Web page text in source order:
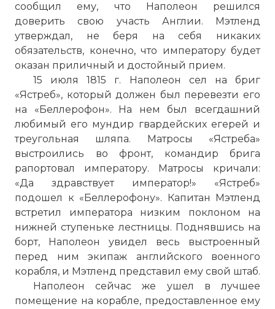
сообщил ему, что Наполеон решился
доверить свою участь Англии. Мэтленд
утверждал, не беря на себя никаких
обязательств, конечно, что императору будет
оказан приличный и достойный прием.
15 июля 1815 г. Наполеон сел на бриг
«Ястреб», который должен был перевезти его
на «Беллерофон». На нем был всегдашний
любимый его мундир гвардейских егерей и
треугольная шляпа. Матросы «Ястреба»
выстроились во фронт, командир брига
рапортовал императору. Матросы кричали:
«Да здравствует император!» «Ястреб»
подошел к «Беллерофону». Капитан Мэтленд
встретил императора низким поклоном на
нижней ступеньке лестницы. Поднявшись на
борт, Наполеон увидел весь выстроенный
перед ним экипаж английского военного
корабля, и Мэтленд представил ему свой штаб.
Наполеон сейчас же ушел в лучшее
помещение на корабле, предоставленное ему